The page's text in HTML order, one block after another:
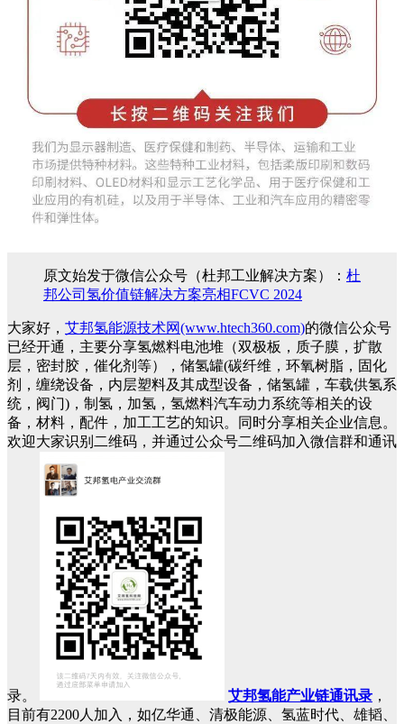
原文始发于微信公众号（杜邦工业解决方案）： 杜
邦公司氢价值链解决方案亮相FCVC 2024
大家好， 艾邦氢能源技术网(www.htech360.com)的微信公众号
已经开通，主要分享氢燃料电池堆（双极板，质子膜，扩散
层，密封胶，催化剂等），储氢罐(碳纤维，环氧树脂，固化
剂，缠绕设备，内层塑料及其成型设备，储氢罐，车载供氢系
统，阀门)，制氢，加氢，氢燃料汽车动力系统等相关的设
备，材料，配件，加工工艺的知识。同时分享相关企业信息。
欢迎大家识别二维码，并通过公众号二维码加入微信群和通讯
录。 艾邦氢能产业链通讯录 ，
目前有2200人加入，如亿华通、清极能源、氢蓝时代、雄韬、